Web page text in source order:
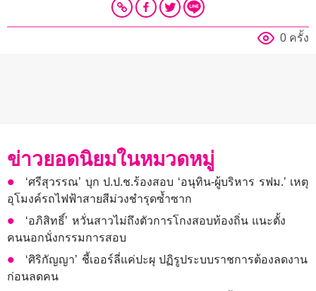
0 ครั้ง
ข่าวยอดนิยมในหมวดหมู่
‘ศรีสุวรรณ’ บุก ป.ป.ช.ร้องสอบ ‘อนุทิน-ผู้บริหาร รฟม.’ เหตุ
อุโมงค์รถไฟฟ้าสายสีม่วงชำรุดซ้ำซาก
‘อภิสิทธิ์’ หวั่นสาวไม่ถึงตัวการโกงสอบท้องถิ่น แนะตั้ง
คนนอกนั่งกรรมการสอบ
‘ศิริกัญญา’ ชี้เออร์ลี่แค่ปะผุ ปฏิรูประบบราชการต้องลดงาน
ก่อนลดคน